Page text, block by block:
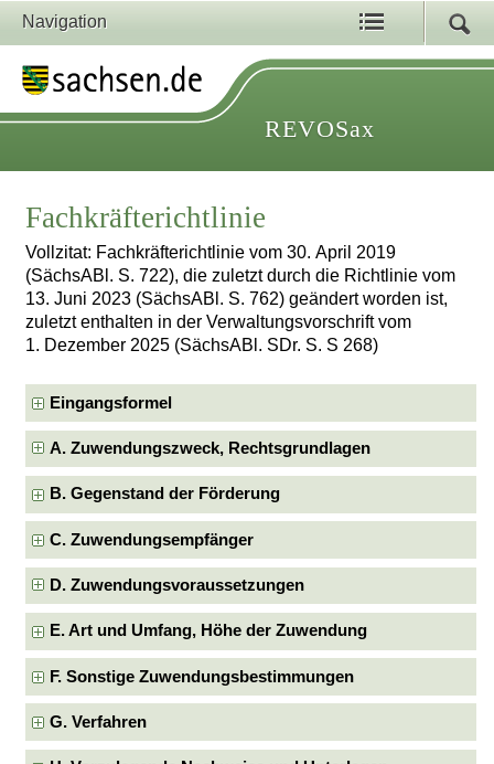
Navigation
REVOSax
Fachkräfterichtlinie
Vollzitat: Fachkräfterichtlinie vom 30. April 2019
(SächsABl. S. 722), die zuletzt durch die Richtlinie vom
13. Juni 2023 (SächsABl. S. 762) geändert worden ist,
zuletzt enthalten in der Verwaltungsvorschrift vom
1. Dezember 2025 (SächsABl. SDr. S. S 268)
Eingangsformel
A. Zuwendungszweck, Rechtsgrundlagen
B. Gegenstand der Förderung
C. Zuwendungsempfänger
D. Zuwendungsvoraussetzungen
E. Art und Umfang, Höhe der Zuwendung
F. Sonstige Zuwendungsbestimmungen
G. Verfahren